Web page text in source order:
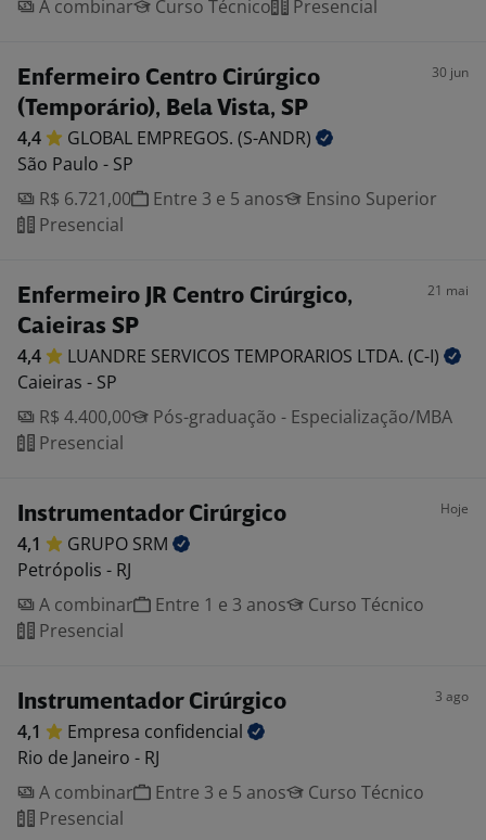
A combinar
Curso Técnico Presencial
Enfermeiro Centro Cirúrgico
(Temporário), Bela Vista, SP
30 jun
4,4 GLOBAL EMPREGOS. (S-ANDR)
São Paulo - SP
R$ 6.721,00
Entre 3 e 5 anos
Ensino Superior
Presencial
Enfermeiro JR Centro Cirúrgico,
Caieiras SP
21 mai
4,4 LUANDRE SERVICOS TEMPORARIOS LTDA. (C-I)
Caieiras - SP
R$ 4.400,00
Pós-graduação - Especialização/MBA
Presencial
Instrumentador Cirúrgico Hoje
4,1 GRUPO SRM
Petrópolis - RJ
A combinar
Entre 1 e 3 anos
Curso Técnico
Presencial
Instrumentador Cirúrgico 3 ago
4,1 Empresa confidencial
Rio de Janeiro - RJ
A combinar
Entre 3 e 5 anos
Curso Técnico
Presencial